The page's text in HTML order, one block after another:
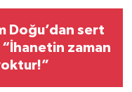
Doğu’dan sert
“İhanetin zaman